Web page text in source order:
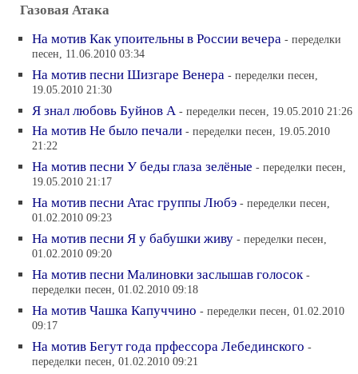
Газовая Атака
На мотив Как упоительны в России вечера - переделки
песен, 11.06.2010 03:34
На мотив песни Шизгаре Венера - переделки песен,
19.05.2010 21:30
Я знал любовь Буйнов А - переделки песен, 19.05.2010 21:26
На мотив Не было печали - переделки песен, 19.05.2010
21:22
На мотив песни У беды глаза зелёные - переделки песен,
19.05.2010 21:17
На мотив песни Атас группы Любэ - переделки песен,
01.02.2010 09:23
На мотив песни Я у бабушки живу - переделки песен,
01.02.2010 09:20
На мотив песни Малиновки заслышав голосок -
переделки песен, 01.02.2010 09:18
На мотив Чашка Капуччино - переделки песен, 01.02.2010
09:17
На мотив Бегут года прфессора Лебединского -
переделки песен, 01.02.2010 09:21